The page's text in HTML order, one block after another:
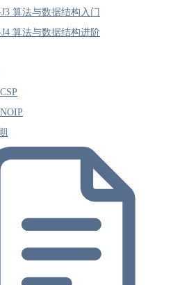
J3 算法与数据结构入门
J4 算法与数据结构进阶